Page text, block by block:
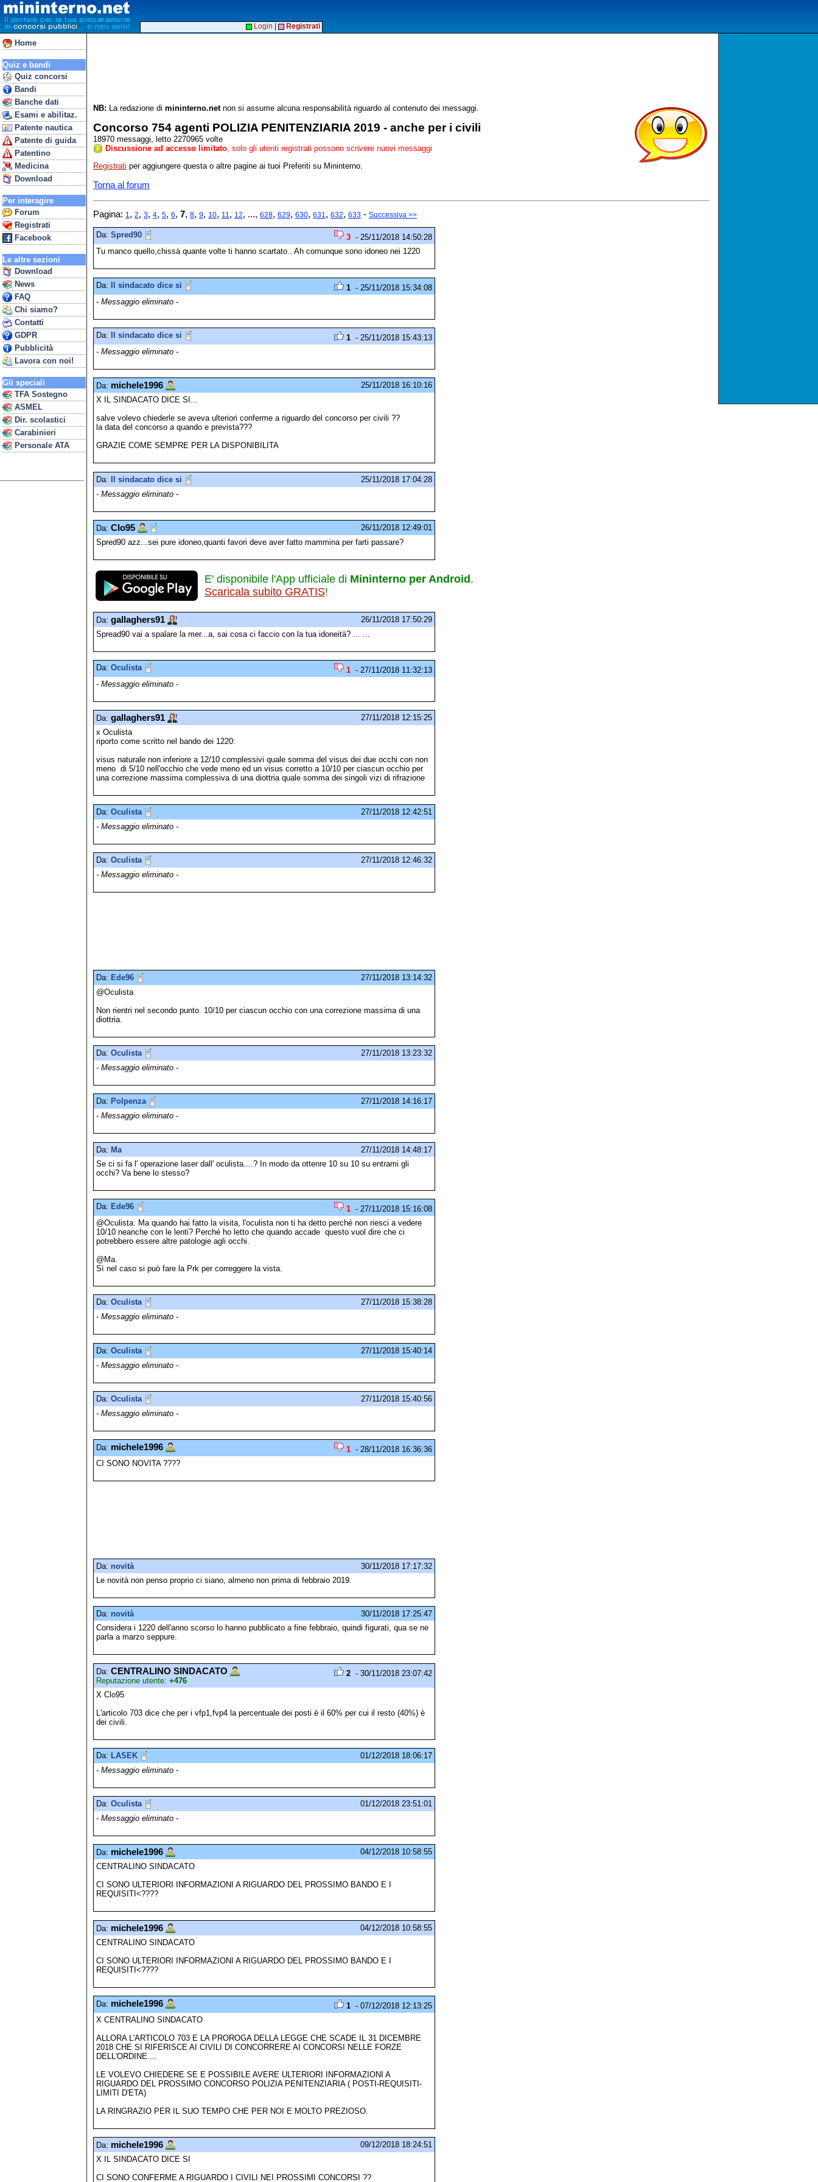
Home
Quiz e bandi
Quiz concorsi
Bandi
Banche dati
Esami e abilitaz.
Patente nautica
Patente di guida
Patentino
Medicina
Download
Per interagire
Forum
Registrati
Facebook
Le altre sezioni
Download
News
FAQ
Chi siamo?
Contatti
GDPR
Pubblicità
Lavora con noi!
Gli speciali
TFA Sostegno
ASMEL
Dir. scolastici
Carabinieri
Personale ATA
Login Registrati
NB: La redazione di mininterno.netnon si assume alcuna responsabilità riguardo al contenuto dei messaggi.
Concorso 754 agenti POLIZIA PENITENZIARIA 2019 - anche per i civili
18970 messaggi, letto 2270965 volte
Discussione ad accesso limitato , solo gli utenti registrati possono scrivere nuovi messaggi
Registrati per aggiungere questa o altre pagine ai tuoi Preferiti su Mininterno.
Torna al forum
Pagina: 1, 2, 3, 4, 5, 6, 7, 8, 9, 10, 11, 12, ..., 628, 629, 630, 631, 632, 633 - Successiva >>
Da: Spred90 3 - 25/11/2018 14:50:28
Tu manco quello,chissà quante volte ti hanno scartato.. Ah comunque sono idoneo nei 1220
Da: Il sindacato dice si 1 - 25/11/2018 15:34:08
- Messaggio eliminato -
Da: Il sindacato dice si 1 - 25/11/2018 15:43:13
- Messaggio eliminato -
Da: michele1996
25/11/2018 16:10:16
X IL SINDACATO DICE SI...
salve volevo chiederle se aveva ulteriori conferme a riguardo del concorso per civili ??
la data del concorso a quando e prevista???
GRAZIE COME SEMPRE PER LA DISPONIBILITA
Da: Il sindacato dice si
25/11/2018 17:04:28
- Messaggio eliminato -
Da: Clo95
26/11/2018 12:49:01
Spred90 azz...sei pure idoneo,quanti favori deve aver fatto mammina per farti passare?
E' disponibile l'App ufficiale di Mininterno per Android .
Scaricala subito GRATIS!
Da: gallaghers91
26/11/2018 17:50:29
Spread90 vai a spalare la mer...a, sai cosa ci faccio con la tua idoneità? ... ...
Da: Oculista 1 - 27/11/2018 11:32:13
- Messaggio eliminato -
Da: gallaghers91
27/11/2018 12:15:25
x Oculista
riporto come scritto nel bando dei 1220:
visus naturale non inferiore a 12/10 complessivi quale somma del visus dei due occhi con non
meno di 5/10 nell'occhio che vede meno ed un visus corretto a 10/10 per ciascun occhio per
una correzione massima complessiva di una diottria quale somma dei singoli vizi di rifrazione
Da: Oculista
27/11/2018 12:42:51
- Messaggio eliminato -
Da: Oculista
27/11/2018 12:46:32
- Messaggio eliminato -
Da: Ede96
27/11/2018 13:14:32
@Oculista
Non rientri nel secondo punto. 10/10 per ciascun occhio con una correzione massima di una
diottria.
Da: Oculista
27/11/2018 13:23:32
- Messaggio eliminato -
Da: Polpenza
27/11/2018 14:16:17
- Messaggio eliminato -
Da: Ma
27/11/2018 14:48:17
Se ci si fa l' operazione laser dall' oculista....? In modo da ottenre 10 su 10 su entrami gli
occhi? Va bene lo stesso?
Da: Ede96 1 - 27/11/2018 15:16:08
@Oculista. Ma quando hai fatto la visita, l'oculista non ti ha detto perché non riesci a vedere
10/10 neanche con le lenti? Perché ho letto che quando accade questo vuol dire che ci
potrebbero essere altre patologie agli occhi.
@Ma.
Sì nel caso si può fare la Prk per correggere la vista.
Da: Oculista
27/11/2018 15:38:28
- Messaggio eliminato -
Da: Oculista
27/11/2018 15:40:14
- Messaggio eliminato -
Da: Oculista
27/11/2018 15:40:56
- Messaggio eliminato -
Da: michele1996 1 - 28/11/2018 16:36:36
CI SONO NOVITA ????
Da: novità
30/11/2018 17:17:32
Le novità non penso proprio ci siano, almeno non prima di febbraio 2019.
Da: novità
30/11/2018 17:25:47
Considera i 1220 dell'anno scorso lo hanno pubblicato a fine febbraio, quindi figurati, qua se ne
parla a marzo seppure.
Da: CENTRALINO SINDACATO
Reputazione utente: +476
2 - 30/11/2018 23:07:42
X Clo95
L'articolo 703 dice che per i vfp1,fvp4 la percentuale dei posti è il 60% per cui il resto (40%) è
dei civili.
Da: LASEK
01/12/2018 18:06:17
- Messaggio eliminato -
Da: Oculista
01/12/2018 23:51:01
- Messaggio eliminato -
Da: michele1996
04/12/2018 10:58:55
CENTRALINO SINDACATO
CI SONO ULTERIORI INFORMAZIONI A RIGUARDO DEL PROSSIMO BANDO E I
REQUISITI<????
Da: michele1996
04/12/2018 10:58:55
CENTRALINO SINDACATO
CI SONO ULTERIORI INFORMAZIONI A RIGUARDO DEL PROSSIMO BANDO E I
REQUISITI<????
Da: michele1996 1 - 07/12/2018 12:13:25
X CENTRALINO SINDACATO
ALLORA L'ARTICOLO 703 E LA PROROGA DELLA LEGGE CHE SCADE IL 31 DICEMBRE
2018 CHE SI RIFERISCE AI CIVILI DI CONCORRERE AI CONCORSI NELLE FORZE
DELL'ORDINE....
LE VOLEVO CHIEDERE SE E POSSIBILE AVERE ULTERIORI INFORMAZIONI A
RIGUARDO DEL PROSSIMO CONCORSO POLIZIA PENITENZIARIA ( POSTI-REQUISITI-
LIMITI D'ETA)
LA RINGRAZIO PER IL SUO TEMPO CHE PER NOI E MOLTO PREZIOSO.
Da: michele1996
09/12/2018 18:24:51
X IL SINDACATO DICE SI
CI SONO CONFERME A RIGUARDO I CIVILI NEI PROSSIMI CONCORSI ??